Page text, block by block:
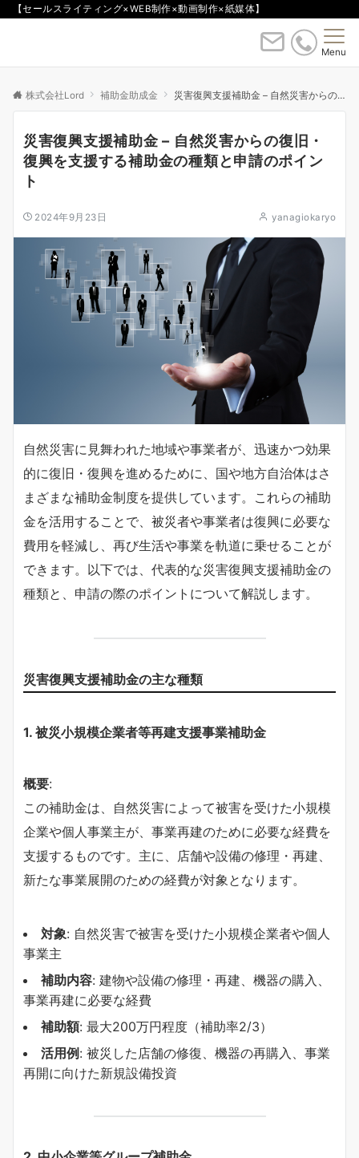
【セールスライティング×WEB制作×動画制作×紙媒体】
Menu
株式会社Lord 補助金助成金 災害復興支援補助金 – 自然災害からの復旧・復興を支援する補助金の種類と申請のポイント
災害復興支援補助金 – 自然災害からの復旧・
復興を支援する補助金の種類と申請のポイン
ト
2024年9月23日 yanagiokaryo
自然災害に見舞われた地域や事業者が、迅速かつ効果
的に復旧・復興を進めるために、国や地方自治体はさ
まざまな補助金制度を提供しています。これらの補助
金を活用することで、被災者や事業者は復興に必要な
費用を軽減し、再び生活や事業を軌道に乗せることが
できます。以下では、代表的な災害復興支援補助金の
種類と、申請の際のポイントについて解説します。
災害復興支援補助金の主な種類
1. 被災小規模企業者等再建支援事業補助金
概要:
この補助金は、自然災害によって被害を受けた小規模
企業や個人事業主が、事業再建のために必要な経費を
支援するものです。主に、店舗や設備の修理・再建、
新たな事業展開のための経費が対象となります。
対象: 自然災害で被害を受けた小規模企業者や個人
事業主
補助内容: 建物や設備の修理・再建、機器の購入、
事業再建に必要な経費
補助額: 最大200万円程度（補助率2/3）
活用例: 被災した店舗の修復、機器の再購入、事業
再開に向けた新規設備投資